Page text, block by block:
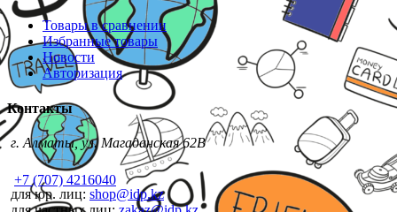
Товары в сравнении
Избранные товары
Новости
Авторизация
Контакты
г. Алматы, ул. Магаданская 62В
+7 (707) 4216040
для юр. лиц: shop@idp.kz